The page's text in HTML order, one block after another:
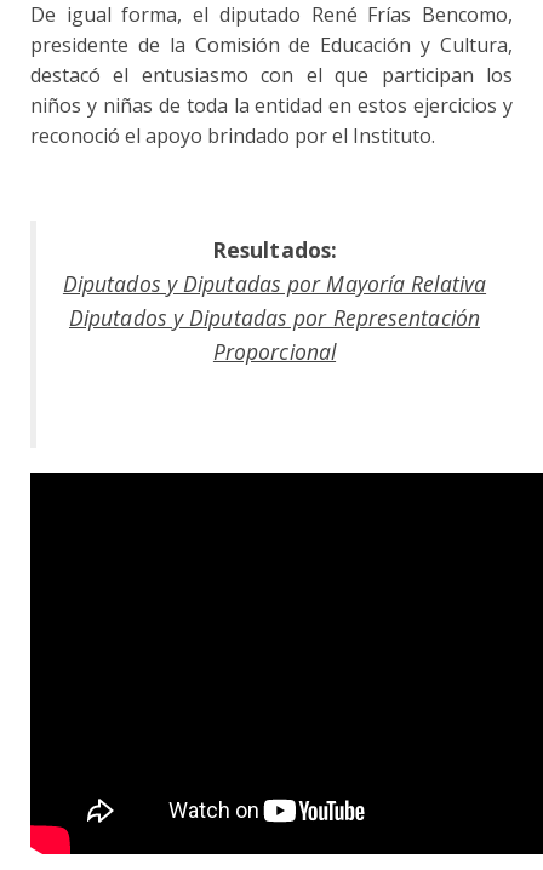
De igual forma, el diputado René Frías Bencomo,
presidente de la Comisión de Educación y Cultura,
destacó el entusiasmo con el que participan los
niños y niñas de toda la entidad en estos ejercicios y
reconoció el apoyo brindado por el Instituto.
Resultados:
Diputados y Diputadas por Mayoría Relativa
Diputados y Diputadas por Representación
Proporcional